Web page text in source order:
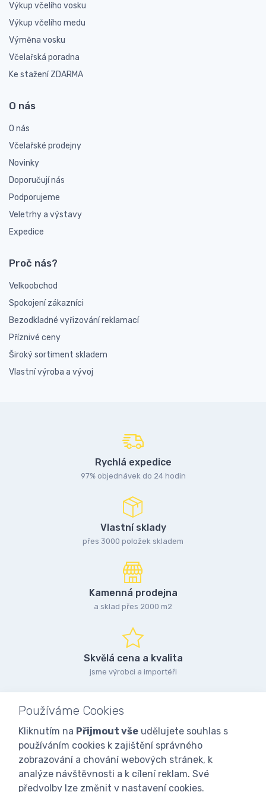
Výkup včelího vosku
Výkup včelího medu
Výměna vosku
Včelařská poradna
Ke stažení ZDARMA
O nás
O nás
Včelařské prodejny
Novinky
Doporučují nás
Podporujeme
Veletrhy a výstavy
Expedice
Proč nás?
Velkoobchod
Spokojení zákazníci
Bezodkladné vyřizování reklamací
Příznivé ceny
Široký sortiment skladem
Vlastní výroba a vývoj
Rychlá expedice
97% objednávek do 24 hodin
Vlastní sklady
přes 3000 položek skladem
Kamenná prodejna
a sklad přes 2000 m2
Skvělá cena a kvalita
jsme výrobci a importéři
Používáme Cookies
Kliknutím na Přijmout vše udělujete souhlas s
používáním cookies k zajištění správného
zobrazování a chování webových stránek, k
analýze návštěvnosti a k cílení reklam. Své
předvolby lze změnit v nastavení cookies.